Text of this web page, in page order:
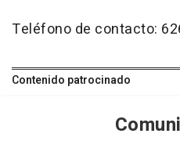
Teléfono de contacto:
Contenido patrocinado